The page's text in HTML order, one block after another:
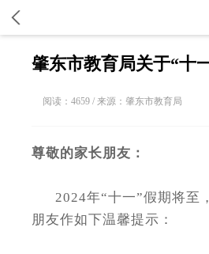
肇东市教育局关于“十
阅读：4659 / 来源：肇东市教育局
尊敬的家长朋友：
2024年“十一”假期将至，
朋友作如下温馨提示：